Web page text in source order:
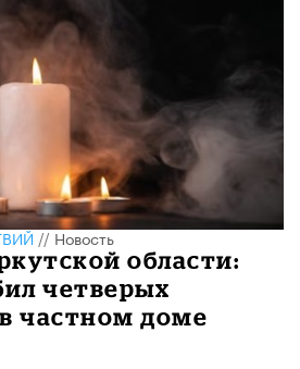
//Новость
области:
четверых
частном доме